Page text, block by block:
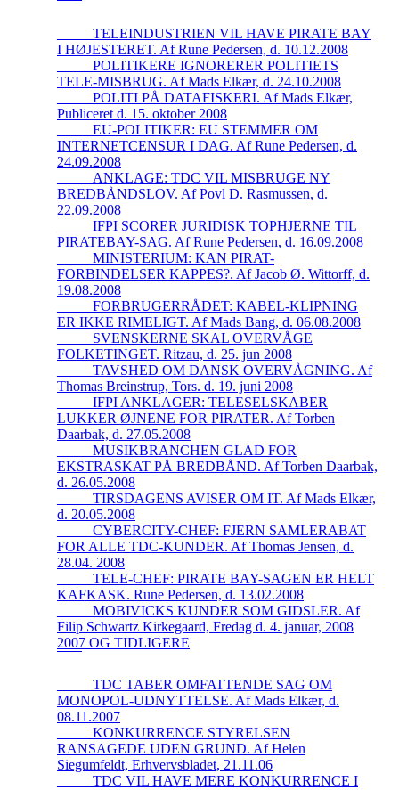
_____TELEINDUSTRIEN VIL HAVE PIRATE BAY
I HØJESTERET. Af Rune Pedersen, d. 10.12.2008
_____POLITIKERE IGNORERER POLITIETS
TELE-MISBRUG. Af Mads Elkær, d. 24.10.2008
_____POLITI PÅ DATAFISKERI. Af Mads Elkær,
Publiceret d. 15. oktober 2008
_____EU-POLITIKER: EU STEMMER OM
INTERNETCENSUR I DAG. Af Rune Pedersen, d.
24.09.2008
_____ANKLAGE: TDC VIL MISBRUGE NY
BREDBÅNDSLOV. Af Povl D. Rasmussen, d.
22.09.2008
_____IFPI SCORER JURIDISK TOPHJERNE TIL
PIRATEBAY-SAG. Af Rune Pedersen, d. 16.09.2008
_____MINISTERIUM: KAN PIRAT-
FORBINDELSER KAPPES?. Af Jacob Ø. Wittorff, d.
19.08.2008
_____FORBRUGERRÅDET: KABEL-KLIPNING
ER IKKE RIMELIGT. Af Mads Bang, d. 06.08.2008
_____SVENSKERNE SKAL OVERVÅGE
FOLKETINGET. Ritzau, d. 25. jun 2008
_____TAVSHED OM DANSK OVERVÅGNING. Af
Thomas Breinstrup, Tors. d. 19. juni 2008
_____IFPI ANKLAGER: TELESELSKABER
LUKKER ØJNENE FOR PIRATER. Af Torben
Daarbak, d. 27.05.2008
_____MUSIKBRANCHEN GLAD FOR
EKSTRASKAT PÅ BREDBÅND. Af Torben Daarbak,
d. 26.05.2008
_____TIRSDAGENS AVISER OM IT. Af Mads Elkær,
d. 20.05.2008
_____CYBERCITY-CHEF: FJERN SAMLERABAT
FOR ALLE TDC-KUNDER. Af Thomas Jensen, d.
28.04. 2008
_____TELE-CHEF: PIRATE BAY-SAGEN ER HELT
KAFKASK. Rune Pedersen, d. 13.02.2008
_____MOBIVICKS KUNDER SOM GIDSLER. Af
Filip Schwartz Kirkegaard, Fredag d. 4. januar, 2008
2007 OG TIDLIGERE
_____TDC TABER OMFATTENDE SAG OM
MONOPOL-UDNYTTELSE. Af Mads Elkær, d.
08.11.2007
_____KONKURRENCE STYRELSEN
RANSAGEDE UDEN GRUND. Af Helen
Siegumfeldt, Erhvervsbladet, 21.11.06
_____TDC VIL HAVE MERE KONKURRENCE I